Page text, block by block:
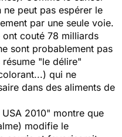
peut pas espérer le
par une seule voie.
couté 78 milliards
sont probablement pas
"le délire"
qui ne
dans des aliments de
2010" montre que
modifie le